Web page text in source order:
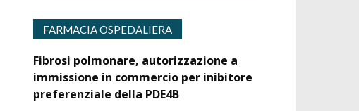
FARMACIA OSPEDALIERA
Fibrosi polmonare, autorizzazione a
immissione in commercio per inibitore
preferenziale della PDE4B